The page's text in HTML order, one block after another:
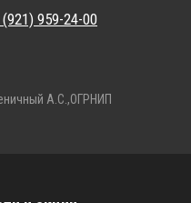
959-24-00
А.С.,ОГРНИП